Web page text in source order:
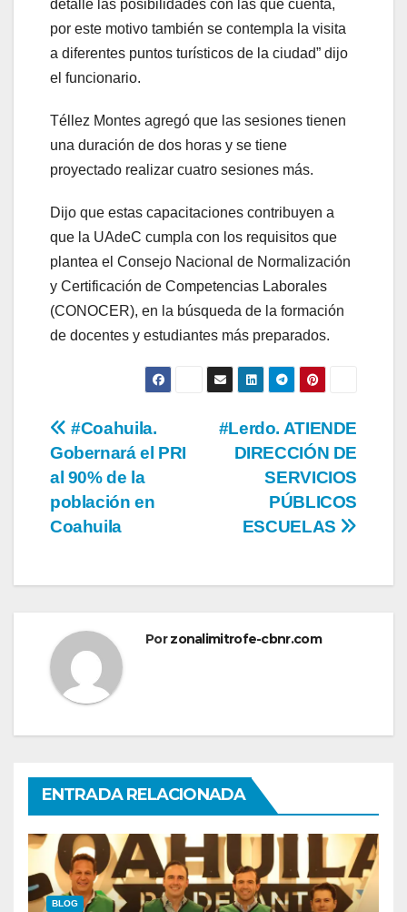
detalle las posibilidades con las que cuenta,
por este motivo también se contempla la visita
a diferentes puntos turísticos de la ciudad” dijo
el funcionario.
Téllez Montes agregó que las sesiones tienen
una duración de dos horas y se tiene
proyectado realizar cuatro sesiones más.
Dijo que estas capacitaciones contribuyen a
que la UAdeC cumpla con los requisitos que
plantea el Consejo Nacional de Normalización
y Certificación de Competencias Laborales
(CONOCER), en la búsqueda de la formación
de docentes y estudiantes más preparados.
Navegación
de
entradas
#Lerdo. ATIENDE
DIRECCIÓN DE
SERVICIOS
PÚBLICOS
ESCUELAS
#Coahuila.
Gobernará el PRI
al 90% de la
población en
Coahuila
Porzonalimitrofe-cbnr.com
ENTRADA RELACIONADA
BLOG